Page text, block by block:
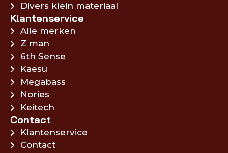
Divers klein materiaal
Klantenservice
Alle merken
Z man
6th Sense
Kaesu
Megabass
Nories
Keitech
Contact
Klantenservice
Contact